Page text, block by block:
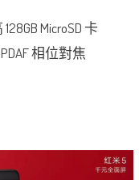
MicroSD 卡
相位對焦